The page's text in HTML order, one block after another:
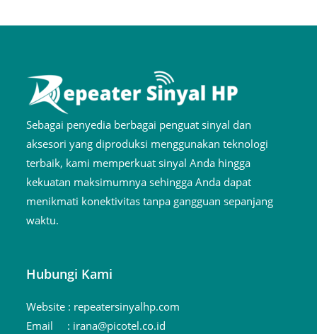
Sebagai penyedia berbagai penguat sinyal dan
aksesori yang diproduksi menggunakan teknologi
terbaik, kami memperkuat sinyal Anda hingga
kekuatan maksimumnya sehingga Anda dapat
menikmati konektivitas tanpa gangguan sepanjang
waktu.
Hubungi Kami
Website : repeatersinyalhp.com
Email : irana@picotel.co.id